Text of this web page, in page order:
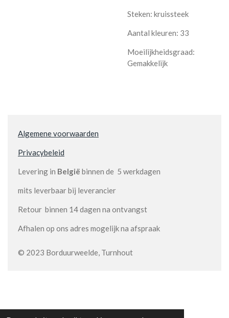
Steken: kruissteek
Aantal kleuren: 33
Moeilijkheidsgraad:
Gemakkelijk
Algemene voorwaarden
Privacybeleid
Levering in België binnen de 5 werkdagen
mits leverbaar bij leverancier
Retour binnen 14 dagen na ontvangst
Afhalen op ons adres mogelijk na afspraak
© 2023 Borduurweelde, Turnhout